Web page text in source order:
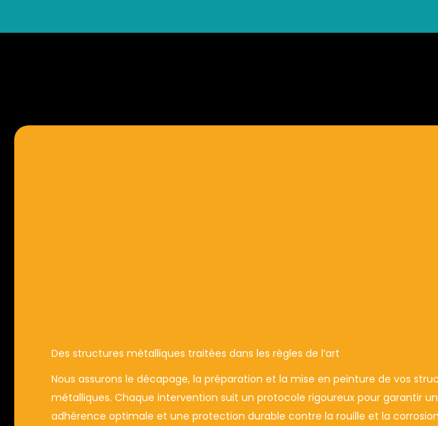
Des structures métalliques traitées dans les règles de l’art
Nous assurons le décapage, la préparation et la mise en peinture de vos
métalliques. Chaque intervention suit un protocole rigoureux pour garantir
adhérence optimale et une protection durable contre la rouille et la